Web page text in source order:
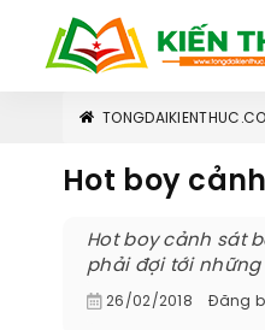
Hot boy
Hot boy cảnh sát
phải đợi tới những
26/02/2018 Đăng